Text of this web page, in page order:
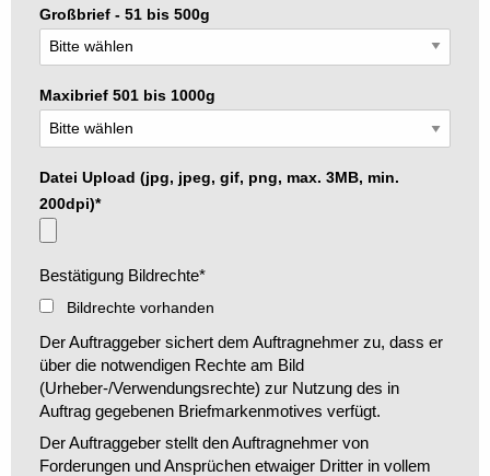
Großbrief - 51 bis 500g
Maxibrief 501 bis 1000g
Datei Upload (jpg, jpeg, gif, png, max. 3MB, min.
200dpi)*
Bestätigung Bildrechte*
Bildrechte vorhanden
Der Auftraggeber sichert dem Auftragnehmer zu, dass er
über die notwendigen Rechte am Bild
(Urheber-/Verwendungsrechte) zur Nutzung des in
Auftrag gegebenen Briefmarkenmotives verfügt.
Der Auftraggeber stellt den Auftragnehmer von
Forderungen und Ansprüchen etwaiger Dritter in vollem